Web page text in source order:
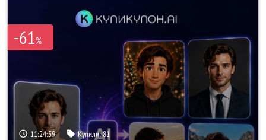
-61%
11:24:56 Купили:81